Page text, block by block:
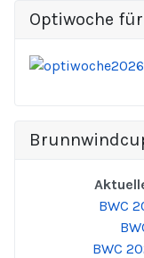
Optiwoche
BWC
BWC